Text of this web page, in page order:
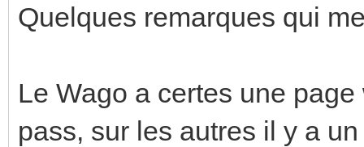
Quelques remarques qui
Le Wago a certes une
pass, sur les autres il y a